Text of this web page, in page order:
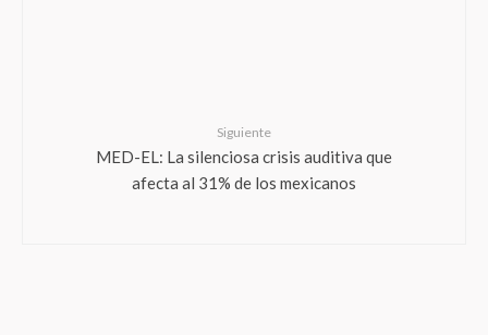
Siguiente
MED-EL: La silenciosa crisis auditiva que
afecta al 31% de los mexicanos